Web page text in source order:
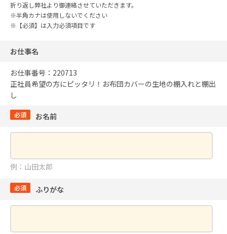
折り返し弊社より御連絡させていただきます。
※半角カナは使用しないでください
※【必須】は入力必須項目です
お仕事名
お仕事番号：220713
正社員希望の方にピッタリ！お布団カバーの生地の棚入れと棚出
し
必須 お名前
例：山田太郎
必須 ふりがな